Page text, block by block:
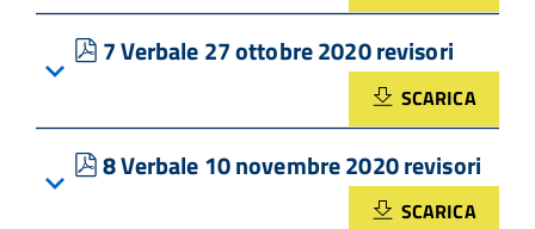
pdf
7 Verbale 27 ottobre 2020 revisori
SCARICA
pdf
8 Verbale 10 novembre 2020 revisori
SCARICA